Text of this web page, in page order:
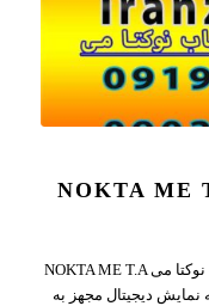
فلزیاب نوکتا می NOKTA ME T.A 106 فلزیاب نوکتا می NOKTA ME T.A
نمایش دیجیتال مجهز به